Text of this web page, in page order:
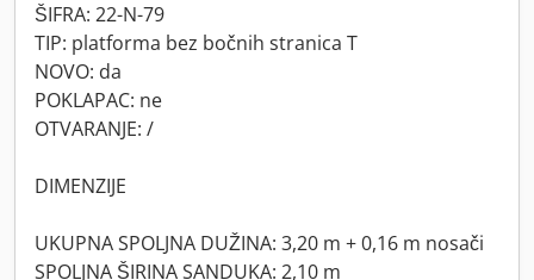
ŠIFRA: 22-N-79
TIP: platforma bez bočnih stranica T
NOVO: da
POKLAPAC: ne
OTVARANJE: /
DIMENZIJE
UKUPNA SPOLJNA DUŽINA: 3,20 m + 0,16 m nosači
SPOLJNA ŠIRINA SANDUKA: 2,10 m